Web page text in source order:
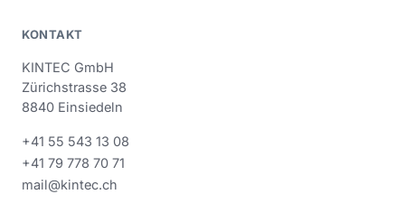
KONTAKT
KINTEC GmbH
Zürichstrasse 38
8840 Einsiedeln
+41 55 543 13 08
+41 79 778 70 71
mail@kintec.ch